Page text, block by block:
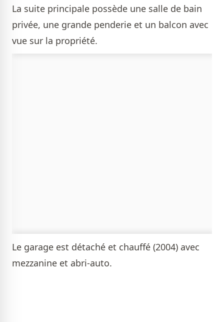
La suite principale possède une salle de bain
privée, une grande penderie et un balcon avec
vue sur la propriété.
Le garage est détaché et chauffé (2004) avec
mezzanine et abri-auto.